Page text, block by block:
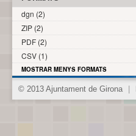
dgn (2)
ZIP (2)
PDF (2)
CSV (1)
MOSTRAR MENYS FORMATS
© 2013 Ajuntament de Girona